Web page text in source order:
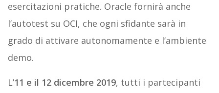
esercitazioni pratiche. Oracle fornirà anche
l’autotest su OCI, che ogni sfidante sarà in
grado di attivare autonomamente e l’ambiente
demo.
L’11 e il 12 dicembre 2019, tutti i partecipanti